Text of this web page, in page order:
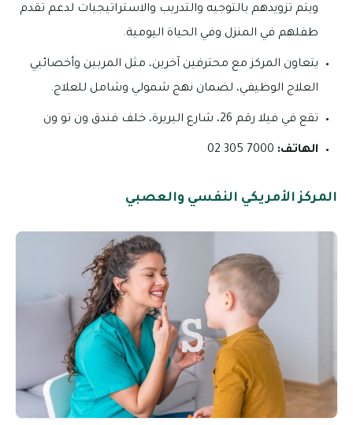
ويتم تزويدهم بالتوجيه والتدريب والاستراتيجيات لدعم تقدم
طفلهم في المنزل وفي الحياة اليومية.
يتعاون المركز مع محترفين آخرين، مثل المربين وأخصائيي
العلاج الوظيفي، لضمان نهج شمولي وشامل للعلاج.
تقع في فيلا رقم 26، شارع اليريرة، خلف فندق ون تو ون
الهاتف:
المركز الأمريكي النفسي والعصبي